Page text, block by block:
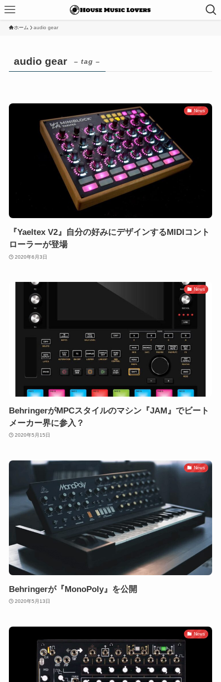
ホーム audio gear
audio gear – tag –
News
『Yaeltex V2』自分の好みにデザインするMIDIコント
ローラーが登場
2020年6月3日
News
BehringerがMPCスタイルのマシン『JAM』でビート
メーカー界に参入？
2020年5月15日
News
Behringerが『MonoPoly』を公開
2020年5月13日
News